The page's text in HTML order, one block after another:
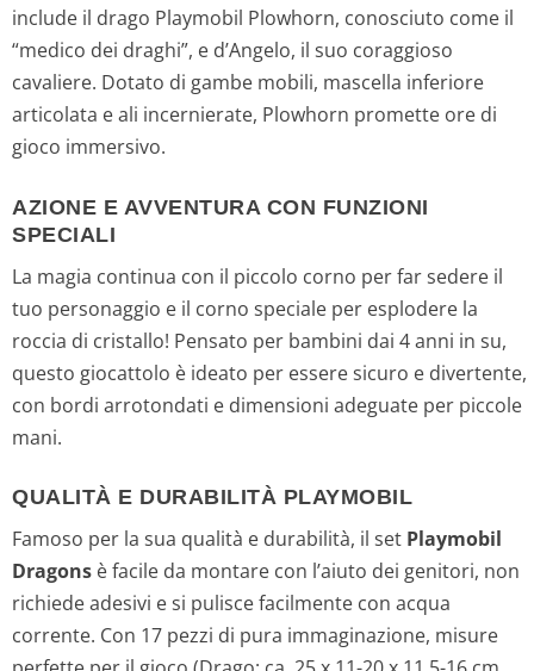
include il drago Playmobil Plowhorn, conosciuto come il
“medico dei draghi”, e d’Angelo, il suo coraggioso
cavaliere. Dotato di gambe mobili, mascella inferiore
articolata e ali incernierate, Plowhorn promette ore di
gioco immersivo.
AZIONE E AVVENTURA CON FUNZIONI
SPECIALI
La magia continua con il piccolo corno per far sedere il
tuo personaggio e il corno speciale per esplodere la
roccia di cristallo! Pensato per bambini dai 4 anni in su,
questo giocattolo è ideato per essere sicuro e divertente,
con bordi arrotondati e dimensioni adeguate per piccole
mani.
QUALITÀ E DURABILITÀ PLAYMOBIL
Famoso per la sua qualità e durabilità, il set Playmobil
Dragons è facile da montare con l’aiuto dei genitori, non
richiede adesivi e si pulisce facilmente con acqua
corrente. Con 17 pezzi di pura immaginazione, misure